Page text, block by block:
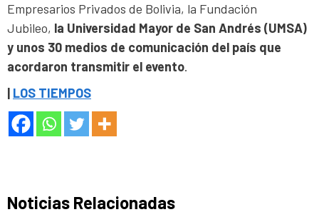
Empresarios Privados de Bolivia, la Fundación
Jubileo, la Universidad Mayor de San Andrés (UMSA)
y unos 30 medios de comunicación del país que
acordaron transmitir el evento.
| LOS TIEMPOS
Noticias Relacionadas